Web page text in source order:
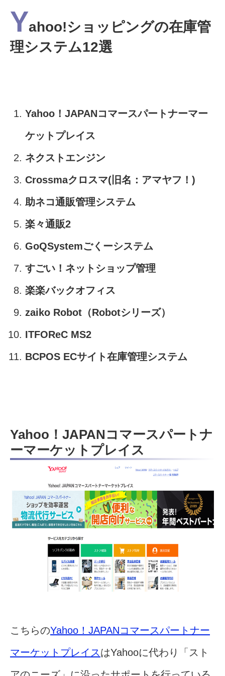
Yahoo!ショッピングの在庫管
理システム12選
Yahoo！JAPANコマースパートナーマー
ケットプレイス
ネクストエンジン
Crossmaクロスマ(旧名：アマヤフ！)
助ネコ通販管理システム
楽々通販2
GoQSystemごくーシステム
すごい！ネットショップ管理
楽楽バックオフィス
zaiko Robot（Robotシリーズ）
ITFOReC MS2
BCPOS ECサイト在庫管理システム
Yahoo！JAPANコマースパートナ
ーマーケットプレイス
こちらのYahoo！JAPANコマースパートナー
マーケットプレイスはYahooに代わり「スト